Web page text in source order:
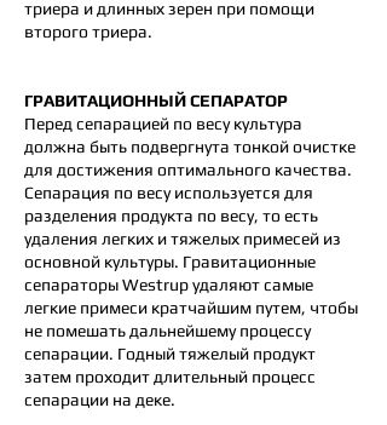
триера и длинных зерен при помощи
второго триера.
ГРАВИТАЦИОННЫЙ СЕПАРАТОР
Перед сепарацией по весу культура
должна быть подвергнута тонкой очистке
для достижения оптимального качества.
Сепарация по весу используется для
разделения продукта по весу, то есть
удаления легких и тяжелых примесей из
основной культуры. Гравитационные
сепараторы Westrup удаляют самые
легкие примеси кратчайшим путем, чтобы
не помешать дальнейшему процессу
сепарации. Годный тяжелый продукт
затем проходит длительный процесс
сепарации на деке.